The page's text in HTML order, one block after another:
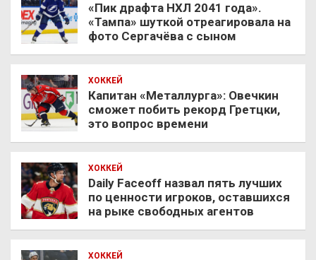
«Пик драфта НХЛ 2041 года».
«Тампа» шуткой отреагировала на
фото Сергачёва с сыном
ХОККЕЙ
Капитан «Металлурга»: Овечкин
сможет побить рекорд Гретцки,
это вопрос времени
ХОККЕЙ
Daily Faceoff назвал пять лучших
по ценности игроков, оставшихся
на рыке свободных агентов
ХОККЕЙ